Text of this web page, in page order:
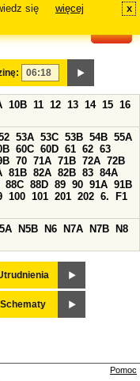
się
więcej x
10B 11 12 13 14 15 16
53A 53C 53B 54B 55A
60C 60D 61 62 63
70 71A 71B 72A 72B
81B 82A 82B 83 84A
88C 88D 89 90 91A 91B
100 101 201 202 6.
F1
N5B N6 N7A N7B
N8
Schematy
Pomoc